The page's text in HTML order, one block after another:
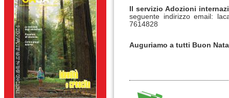
Il servizio Adozioni
seguente indirizzo email:
7614828
Auguriamo a tutti Buon